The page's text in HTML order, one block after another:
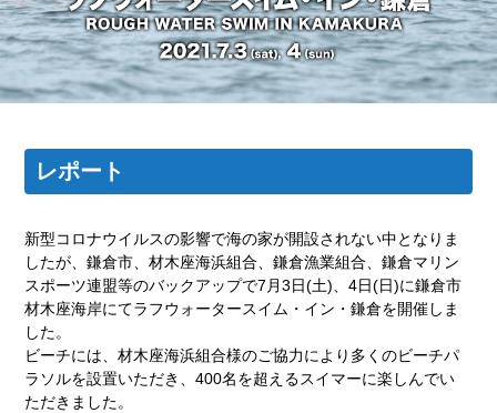
レポート
新型コロナウイルスの影響で海の家が開設されない中となりま
したが、鎌倉市、材木座海浜組合、鎌倉漁業組合、鎌倉マリン
スポーツ連盟等のバックアップで7月3日(土)、4日(日)に鎌倉市
材木座海岸にてラフウォータースイム・イン・鎌倉を開催しま
した。
ビーチには、材木座海浜組合様のご協力により多くのビーチパ
ラソルを設置いただき、400名を超えるスイマーに楽しんでい
ただきました。